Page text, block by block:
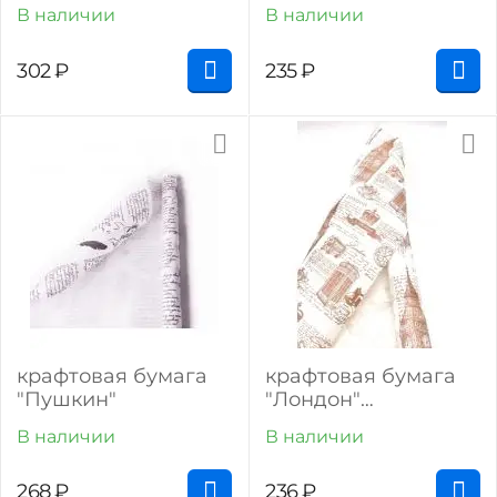
В наличии
302₽
белом)
В наличии
235₽
крафтовая бумага
"Пушкин"
В наличии
268₽
крафтовая бумага
"Лондон"
белом)
В наличии
236₽